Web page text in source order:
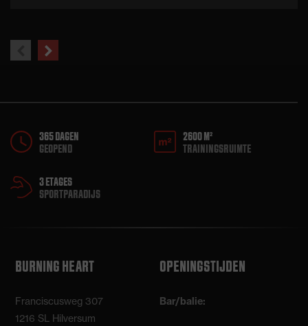
previous
365 DAGEN
GEOPEND
2600 M²
TRAININGSRUIMTE
3 ETAGES
SPORTPARADIJS
BURNING HEART
Franciscusweg 307
1216 SL Hilversum
OPENINGSTIJDEN
Bar/balie: